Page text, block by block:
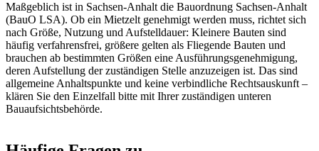
Maßgeblich ist in Sachsen-Anhalt die Bauordnung Sachsen-Anhalt
(BauO LSA). Ob ein Mietzelt genehmigt werden muss, richtet sich
nach Größe, Nutzung und Aufstelldauer: Kleinere Bauten sind
häufig verfahrensfrei, größere gelten als Fliegende Bauten und
brauchen ab bestimmten Größen eine Ausführungsgenehmigung,
deren Aufstellung der zuständigen Stelle anzuzeigen ist. Das sind
allgemeine Anhaltspunkte und keine verbindliche Rechtsauskunft –
klären Sie den Einzelfall bitte mit Ihrer zuständigen unteren
Bauaufsichtsbehörde.